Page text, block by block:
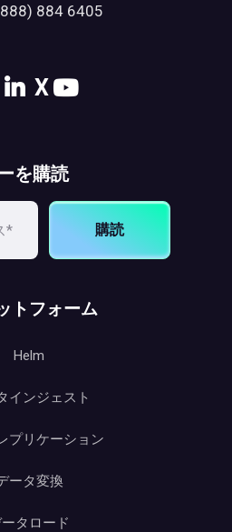
884 6405
X
を購読
購読
トフォーム
Helm
インジェスト
プリケーション
ータ変換
タロード